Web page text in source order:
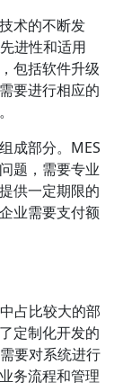
术的不断发
进性和适用
包括软件升级
要进行相应的
成部分。MES
题，需要专业
供一定期限的
业需要支付额
占比较大的部
定制化开发的
要对系统进行
务流程和管理